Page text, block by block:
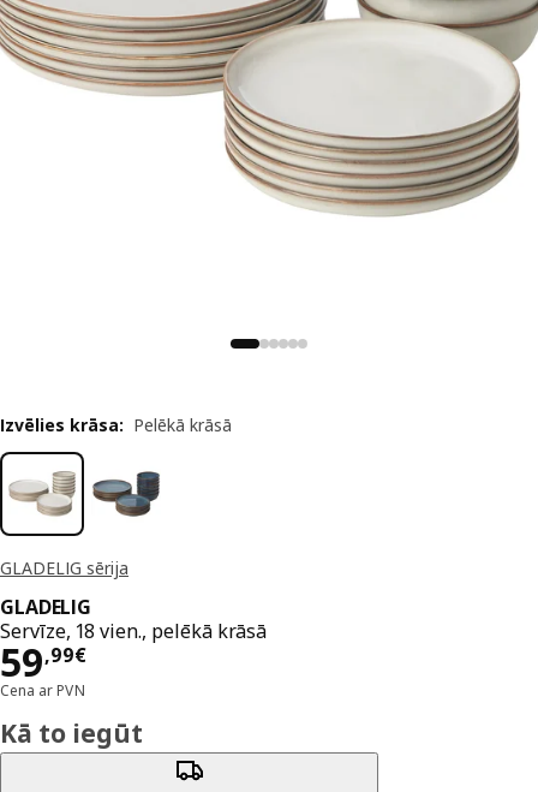
GLADELIG sērija
GLADELIG
Servīze, 18 vien., pelēkā krāsā
59,99€
Cena 59,99€
Cena ar PVN
Izvēlies krāsa: Pelēkā krāsā
Kā to iegūt